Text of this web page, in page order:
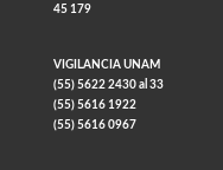
45 179
VIGILANCIA UNAM
(55) 5622 2430 al 33
(55) 5616 1922
(55) 5616 0967